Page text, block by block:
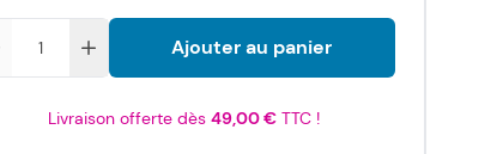
Ajouter au panier
Livraison offerte dès 49,00 €TTC !